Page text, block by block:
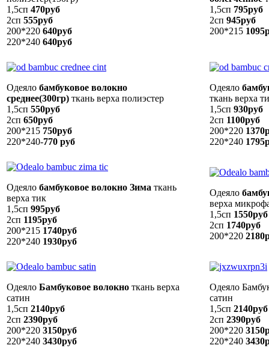
1,5сп 470руб
2сп 555руб
200*220 640руб
220*240 640руб
1,5сп 795руб
2сп 945руб
200*215
Одеяло бамбуковое волокно
среднее(300гр) ткань верха полиэстер
1,5сп 550руб
2сп 650руб
200*215 750руб
220*240-770 руб
Одеяло
ткань верха
1,5сп 930руб
2сп 1100руб
200*220
220*240
Одеяло бамбуковое волокно Зима ткань
верха тик
1,5сп 995руб
2сп 1195руб
200*215 1740руб
220*240 1930руб
Одеяло
верха
1,5сп 1550руб
2сп 1740руб
200*220
Одеяло Бамбуковое волокно ткань верха
сатин
1,5сп 2140руб
2сп 2390руб
200*220 3150руб
220*240 3430руб
Одеяло
сатин
1,5сп 2140руб
2сп 2390руб
200*220
220*240